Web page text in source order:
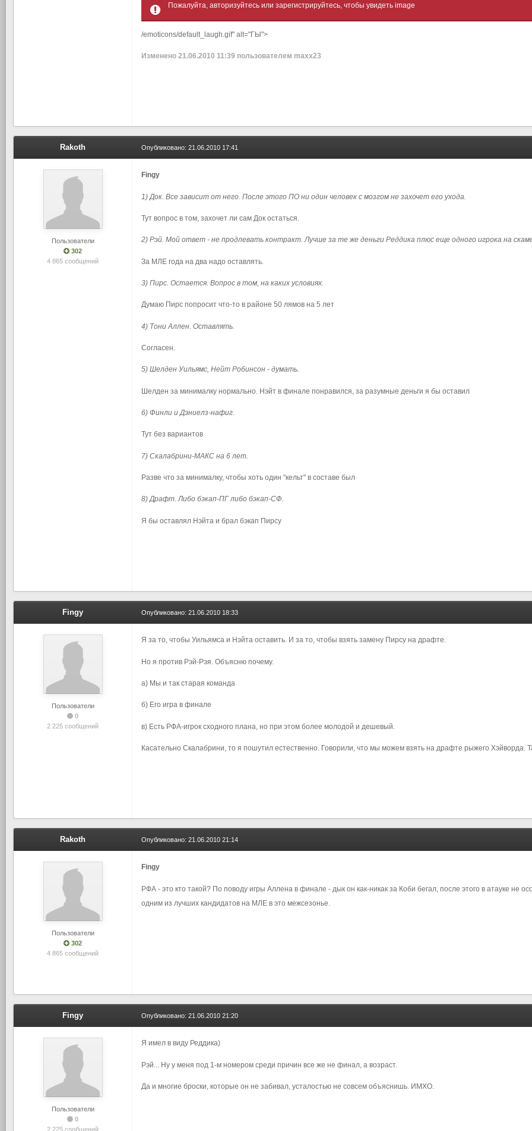
Пожалуйта, авторизуйтесь или зарегистрируйтесь, чтобы увидеть image
/emoticons/default_laugh.gif" alt="ГЫ">
Изменено 21.06.2010 11:39 пользователем maxx23
Rakoth
Пользователи
302
4 865 сообщений
Опубликовано: 21.06.2010 17:41
Fingy
1) Док. Все зависит от него. После этого ПО ни один человек с мозгом не захочет его ухода.
Тут вопрос в том, захочет ли сам Док остаться.
2) Рэй. Мой ответ - не продлевать контракт. Лучше за те же деньги Реддика плюс еще одного игрока на
За МЛЕ года на два надо оставлять.
3) Пирс. Остается. Вопрос в том, на каких условиях.
Думаю Пирс попросит что-то в районе 50 лямов на 5 лет
4) Тони Аллен. Оставлять.
Согласен.
5) Шелден Уильямс, Нейт Робинсон - думать.
Шелден за минималку нормально. Нэйт в финале понравился, за разумные деньги я бы оставил
6) Финли и Дэниелз-нафиг.
Тут без вариантов
7) Скалабрини-МАКС на 6 лет.
Разве что за минималку, чтобы хоть один "кельт" в составе был
8) Драфт. Либо бэкап-ПГ либо бэкап-СФ.
Я бы оставлял Нэйта и брал бэкап Пирсу
Fingy
Пользователи
0
2 225 сообщений
Опубликовано: 21.06.2010 18:33
Я за то, чтобы Уильямса и Нэйта оставить. И за то, чтобы взять замену Пирсу на драфте.
Но я против Рэй-Рэя. Объясню почему.
а) Мы и так старая команда
б) Его игра в финале
в) Есть РФА-игрок сходного плана, но при этом более молодой и дешевый.
Касательно Скалабрини, то я пошутил естественно. Говорили, что мы можем взять на драфте рыжего Хэйворда.
Rakoth
Пользователи
302
4 865 сообщений
Опубликовано: 21.06.2010 21:14
Fingy
РФА - это кто такой? По поводу игры Аллена в финале - дык он как-никак за Коби бегал, после этого в атауке
одним из лучших кандидатов на МЛЕ в это межсезонье.
Fingy
Пользователи
0
2 225 сообщений
Опубликовано: 21.06.2010 21:20
Я имел в виду Реддика)
Рэй... Ну у меня под 1-м номером среди причин все же не финал, а возраст.
Да и многие броски, которые он не забивал, усталостью не совсем объяснишь. ИМХО.